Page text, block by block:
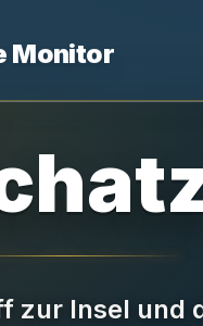
Monitor
zur Insel und